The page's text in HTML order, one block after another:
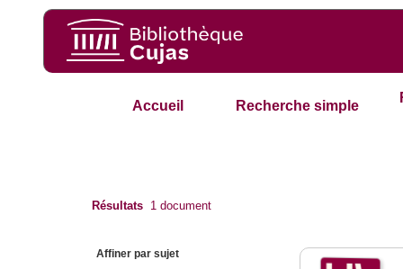
Accueil Recherche simple
Résultats 1 document
Affiner par sujet